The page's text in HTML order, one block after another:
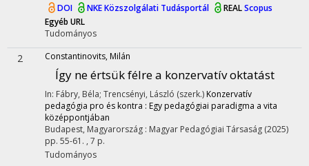
DOI
NKE Közszolgálati Tudásportál REALScopus
Egyéb URL
Tudományos
2 Constantinovits, Milán
Így ne értsük félre a konzervatív oktatást
In: Fábry, Béla; Trencsényi, László (szerk.) Konzervatív
pedagógia pro és kontra : Egy pedagógiai paradigma a vita
középpontjában
Budapest, Magyarország : Magyar Pedagógiai Társaság (2025)
pp. 55-61. , 7 p.
Tudományos